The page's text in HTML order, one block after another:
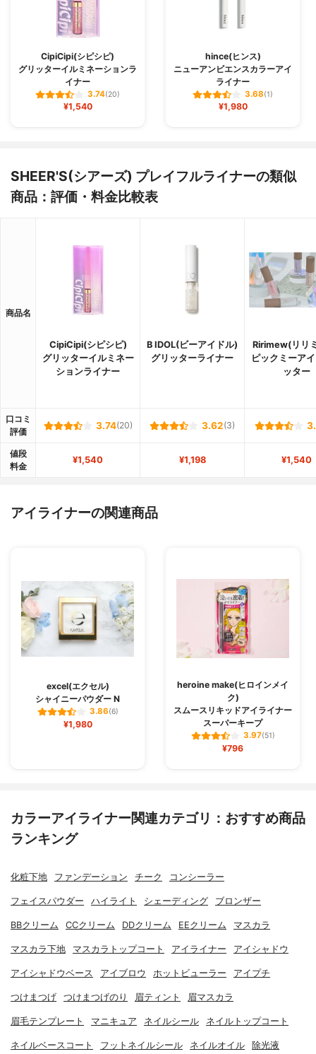
CipiCipi(シピシピ)
グリッターイルミネーションラ
イナー
3.74(20)
¥1,540
hince(ヒンス)
ニューアンビエンスカラーアイ
ライナー
3.68(1)
¥1,980
SHEER'S(シアーズ) プレイフルライナーの類似
商品：評価・料金比較表
商品名
CipiCipi(シピシピ)
グリッターイルミネー
ションライナー
B IDOL(ビーアイドル)
グリッターライナー
Ririmew(リリ
ピックミーア
ッター
口コミ
評価
3.74(20) 3.62(3)
値段
料金
¥1,540 ¥1,198 ¥1,540
アイライナーの関連商品
excel(エクセル)
シャイニーパウダー N
3.86(6)
¥1,980
heroine make(ヒロインメイ
ク)
スムースリキッドアイライナー
スーパーキープ
3.97(51)
¥796
カラーアイライナー関連カテゴリ：おすすめ商品
ランキング
化粧下地 ファンデーション チーク コンシーラー
フェイスパウダー ハイライト シェーディング ブロンザー
BBクリーム CCクリーム DDクリーム EEクリーム マスカラ
マスカラ下地 マスカラトップコート アイライナー アイシャドウ
アイシャドウベース アイブロウ ホットビューラー アイプチ
つけまつげ つけまつげのり 眉ティント 眉マスカラ
眉毛テンプレート マニキュア ネイルシール ネイルトップコート
ネイルベースコート フットネイルシール ネイルオイル 除光液